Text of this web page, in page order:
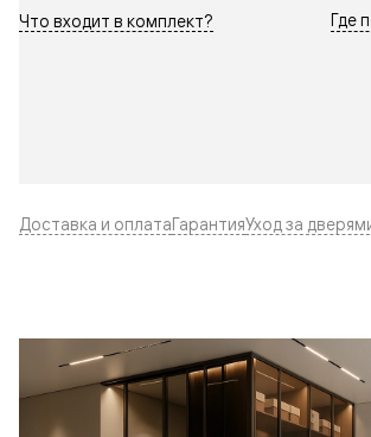
Что входит в комплект? Где
Доставка и оплатаГарантияУход за